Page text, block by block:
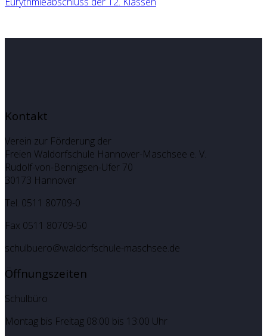
Kontakt
Verein zur Förderung der
Freien Waldorfschule Hannover-Maschsee e. V.
Rudolf-von-Bennigsen-Ufer 70
30173 Hannover
Tel. 0511 80709-0
Fax 0511 80709-50
schulbuero@waldorfschule-maschsee.de
Öffnungszeiten
Schulbüro
Montag bis Freitag 08:00 bis 13:00 Uhr